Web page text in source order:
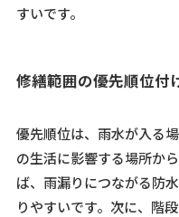
すいです。
修繕範囲の優先順位付
優先順位は、雨水が入る
の生活に影響する場所か
ば、雨漏りにつながる防
りやすいです。次に、階